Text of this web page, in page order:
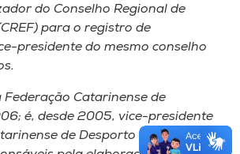
do Conselho Regional de
para o registro de
presidente do mesmo conselho
Federação Catarinense de
é, desde 2005, vice-presidente
de Desporto Universitário;